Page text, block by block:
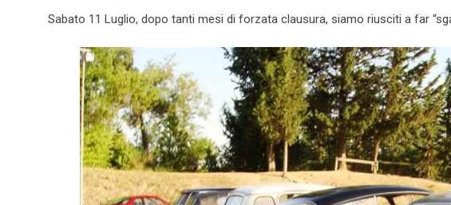
Sabato 11 Luglio, dopo tanti mesi di forzata clausura, siamo riusciti a far